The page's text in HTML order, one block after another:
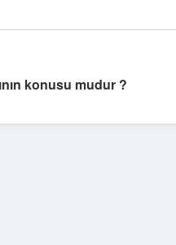
konusu mudur ?